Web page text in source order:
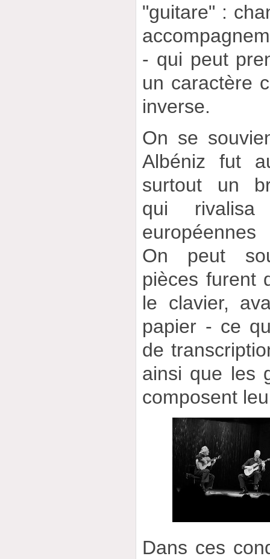
"guitare" :
- qui peut
un caractère
inverse.
On se
Albéniz fut
surtout un
qui
On peut
pièces furent
le clavier,
papier - ce
de
ainsi que les
composent
Dans ces